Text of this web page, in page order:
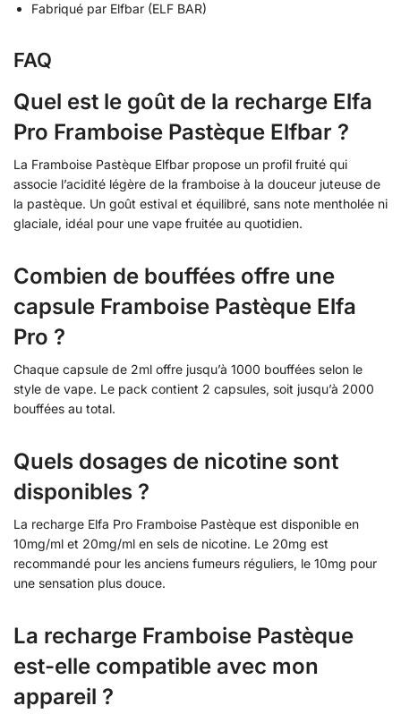
Fabriqué par Elfbar (ELF BAR)
FAQ
Quel est le goût de la recharge Elfa
Pro Framboise Pastèque Elfbar ?
La Framboise Pastèque Elfbar propose un profil fruité qui
associe l’acidité légère de la framboise à la douceur juteuse de
la pastèque. Un goût estival et équilibré, sans note mentholée ni
glaciale, idéal pour une vape fruitée au quotidien.
Combien de bouffées offre une
capsule Framboise Pastèque Elfa
Pro ?
Chaque capsule de 2ml offre jusqu’à 1000 bouffées selon le
style de vape. Le pack contient 2 capsules, soit jusqu’à 2000
bouffées au total.
Quels dosages de nicotine sont
disponibles ?
La recharge Elfa Pro Framboise Pastèque est disponible en
10mg/ml et 20mg/ml en sels de nicotine. Le 20mg est
recommandé pour les anciens fumeurs réguliers, le 10mg pour
une sensation plus douce.
La recharge Framboise Pastèque
est-elle compatible avec mon
appareil ?